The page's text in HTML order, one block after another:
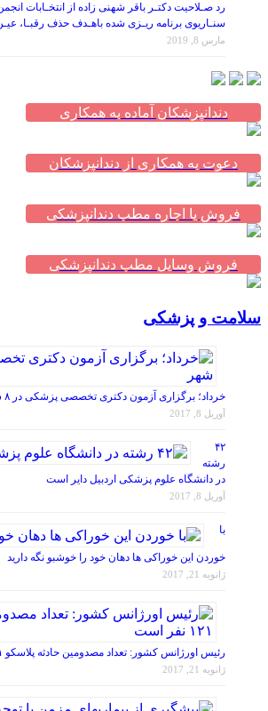
رد صـلاحیت دکتـر باقر شهنی زاده از انتخـابات
سنـاریوی برنامه ریـزی شده باهـدف حذف رقبـا،
مارس 8, 2019
دندانپزشکان آماده به همکاری
دعوت به همکاری از دندانپزشکان
فروش یا اجاره مطب دندانپزشکی
فروش وسایل مطب دندانپزشکی
سلامت و پزشکی
خرداد؛ برگزاری آزمون دکتری تخصصی پزشکی در ۸ شهر
آوریل 8, 2017
۴۲
رشته
در دانشگاه علوم پزشکی اردبیل دایر است
آوریل 8, 2017
با
خوردن این خوراکی ها دهان خود را خوشبو نگه دارید
ژانویه 21, 2017
رئیس اورژانس کشور: تعداد مصدومین حادثه پلاسکو ۱۲۱ نفر است
ژانویه 21, 2017